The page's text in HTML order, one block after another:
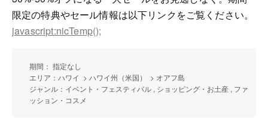
限定の特典やセール情報は以下リンクをご覧ください。
javascript:nicTemp();
期間： 指定なし
エリア：ハワイ > ハワイ州（米国） > オアフ島
ジャンル：イベント・フェスティバル , ショッピング・お土産 , ファ
ッション・コスメ